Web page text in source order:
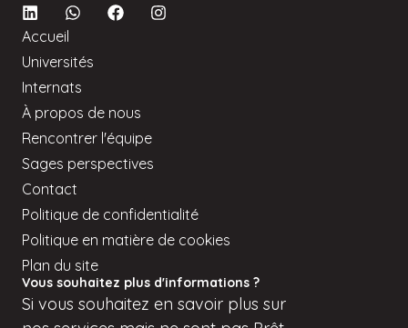
Accueil
Universités
Internats
À propos de nous
Rencontrer l'équipe
Sages perspectives
Contact
Politique de confidentialité
Politique en matière de cookies
Plan du site
Vous souhaitez plus d'informations ?
Si vous souhaitez en savoir plus sur